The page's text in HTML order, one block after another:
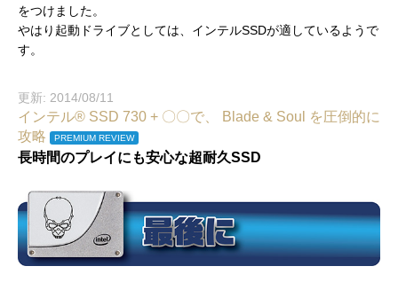
をつけました。
やはり起動ドライブとしては、インテルSSDが適しているようで
す。
更新: 2014/08/11
インテル® SSD 730 + 〇〇で、 Blade & Soul を圧倒的に
攻略
PREMIUM REVIEW
長時間のプレイにも安心な超耐久SSD